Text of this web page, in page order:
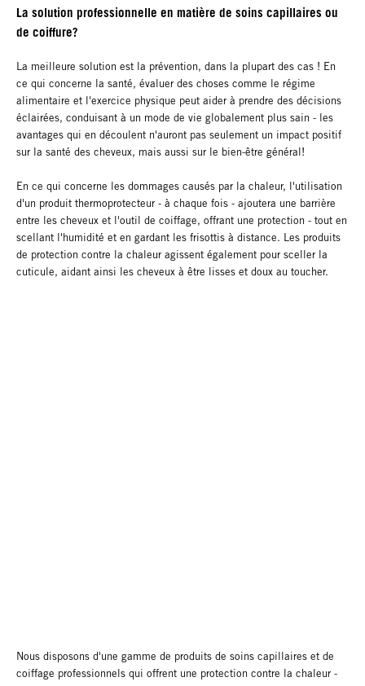
La solution professionnelle en matière de soins capillaires ou
de coiffure?
La meilleure solution est la prévention, dans la plupart des cas ! En
ce qui concerne la santé, évaluer des choses comme le régime
alimentaire et l'exercice physique peut aider à prendre des décisions
éclairées, conduisant à un mode de vie globalement plus sain - les
avantages qui en découlent n'auront pas seulement un impact positif
sur la santé des cheveux, mais aussi sur le bien-être général!
En ce qui concerne les dommages causés par la chaleur, l'utilisation
d'un produit thermoprotecteur - à chaque fois - ajoutera une barrière
entre les cheveux et l'outil de coiffage, offrant une protection - tout en
scellant l'humidité et en gardant les frisottis à distance. Les produits
de protection contre la chaleur agissent également pour sceller la
cuticule, aidant ainsi les cheveux à être lisses et doux au toucher.
Nous disposons d'une gamme de produits de soins capillaires et de
coiffage professionnels qui offrent une protection contre la chaleur -